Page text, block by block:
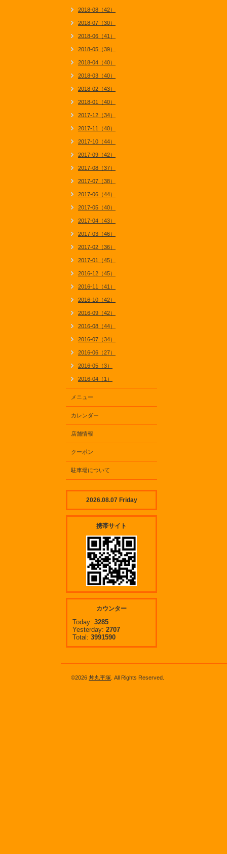
2018-08（42）
2018-07（30）
2018-06（41）
2018-05（39）
2018-04（40）
2018-03（40）
2018-02（43）
2018-01（40）
2017-12（34）
2017-11（40）
2017-10（44）
2017-09（42）
2017-08（37）
2017-07（38）
2017-06（44）
2017-05（40）
2017-04（43）
2017-03（46）
2017-02（36）
2017-01（45）
2016-12（45）
2016-11（41）
2016-10（42）
2016-09（42）
2016-08（44）
2016-07（34）
2016-06（27）
2016-05（3）
2016-04（1）
メニュー
カレンダー
店舗情報
クーポン
駐車場について
2026.08.07 Friday
携帯サイト
カウンター
Today: 3285
Yesterday: 2707
Total: 3991590
©2026 丼丸平塚 . All Rights Reserved.